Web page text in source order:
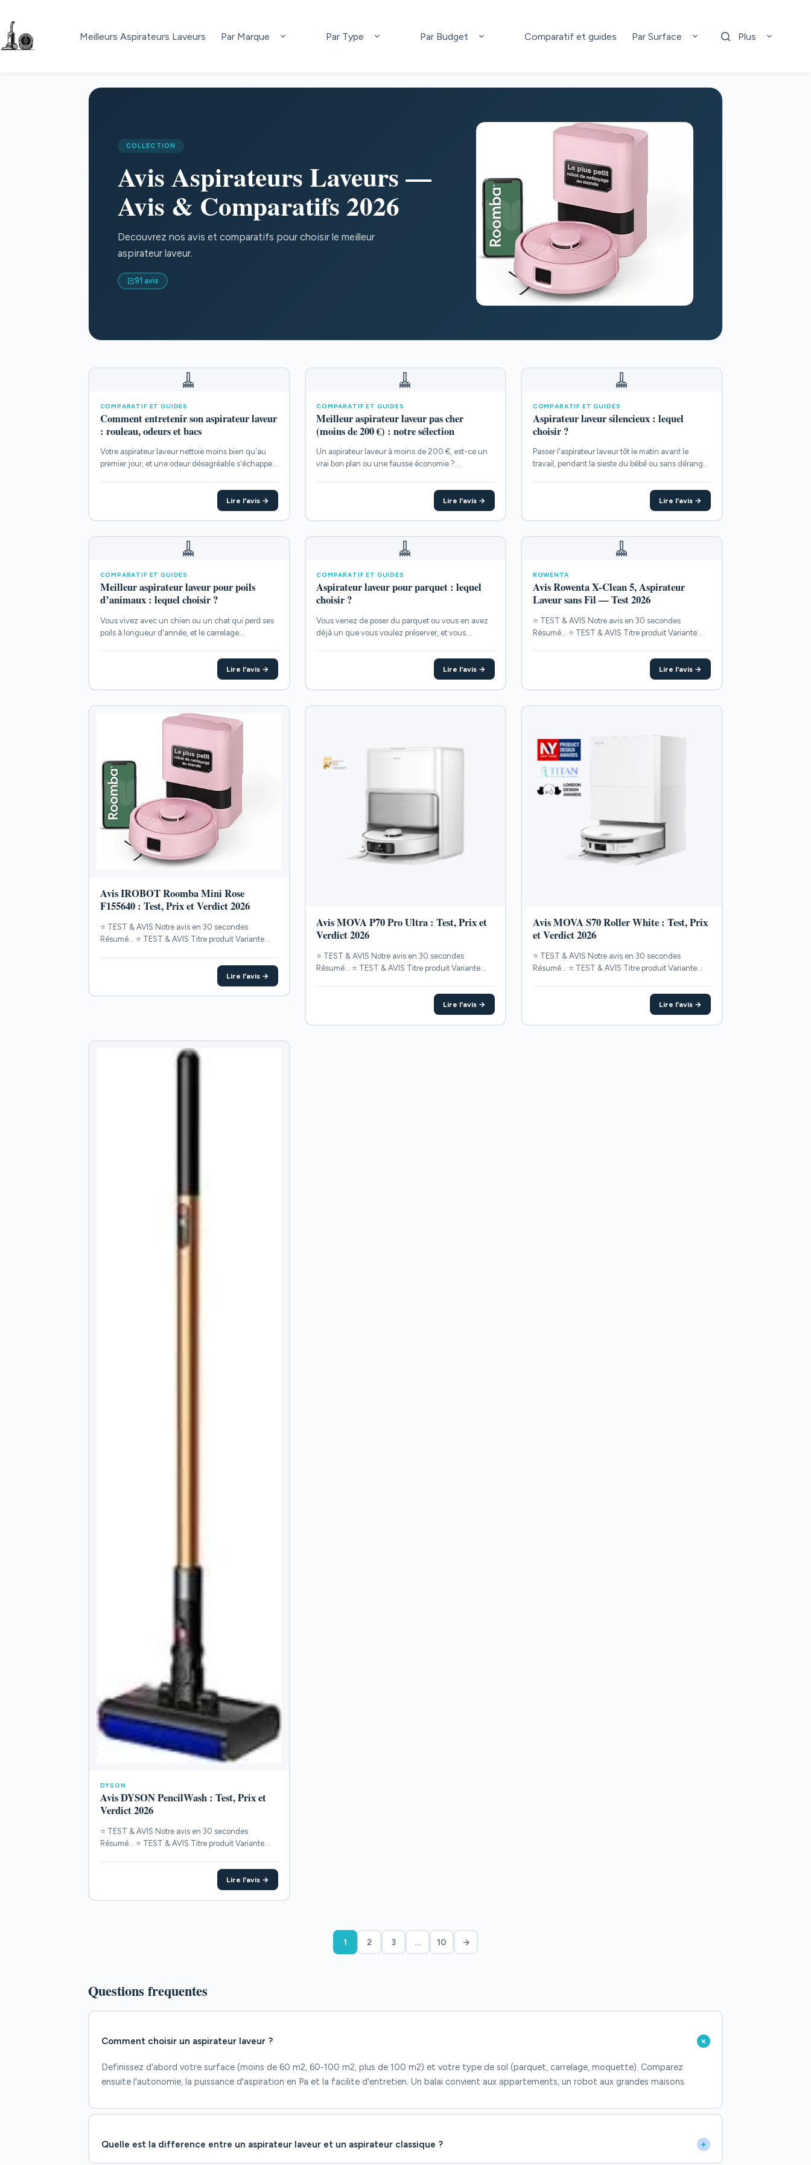
contenu
Meilleurs Aspirateurs Laveurs Par Marque Par Type Par Budget Comparatif et guides Par Surface Plus
COLLECTION
Avis Aspirateurs Laveurs —
Avis & Comparatifs 2026
Decouvrez nos avis et comparatifs pour choisir le meilleur
aspirateur laveur.
91 avis
🧹
COMPARATIF ET GUIDES
Comment entretenir son aspirateur laveur
: rouleau, odeurs et bacs
Votre aspirateur laveur nettoie moins bien qu'au
premier jour, et une odeur désagréable s'échappe
Lire l'avis →
🧹
COMPARATIF ET GUIDES
Meilleur aspirateur laveur pas cher
(moins de 200 €) : notre sélection
Un aspirateur laveur à moins de 200 €, est-ce un
vrai bon plan ou une fausse économie ?...
Lire l'avis →
🧹
COMPARATIF ET GUIDES
Aspirateur laveur silencieux : lequel
choisir ?
Passer l'aspirateur laveur tôt le matin avant le
travail, pendant la sieste du bébé ou sans déranger
Lire l'avis →
🧹
COMPARATIF ET GUIDES
Meilleur aspirateur laveur pour poils
d’animaux : lequel choisir ?
Vous vivez avec un chien ou un chat qui perd ses
poils à longueur d'année, et le carrelage...
Lire l'avis →
🧹
COMPARATIF ET GUIDES
Aspirateur laveur pour parquet : lequel
choisir ?
Vous venez de poser du parquet ou vous en avez
déjà un que vous voulez préserver, et vous...
Lire l'avis →
🧹
ROWENTA
Avis Rowenta X-Clean 5, Aspirateur
Laveur sans Fil — Test 2026
⭐ TEST & AVIS Notre avis en 30 secondes
Résumé... ⭐ TEST & AVIS Titre produit Variante
Lire l'avis →
Avis IROBOT Roomba Mini Rose
F155640 : Test, Prix et Verdict 2026
⭐ TEST & AVIS Notre avis en 30 secondes
Résumé... ⭐ TEST & AVIS Titre produit Variante
Lire l'avis →
Avis MOVA P70 Pro Ultra : Test, Prix et
Verdict 2026
⭐ TEST & AVIS Notre avis en 30 secondes
Résumé... ⭐ TEST & AVIS Titre produit Variante
Lire l'avis →
Avis MOVA S70 Roller White : Test, Prix
et Verdict 2026
⭐ TEST & AVIS Notre avis en 30 secondes
Résumé... ⭐ TEST & AVIS Titre produit Variante
Lire l'avis →
DYSON
Avis DYSON PencilWash : Test, Prix et
Verdict 2026
⭐ TEST & AVIS Notre avis en 30 secondes
Résumé... ⭐ TEST & AVIS Titre produit Variante
Lire l'avis →
1 2 3 … 10 →
Questions frequentes
Comment choisir un aspirateur laveur ? +
Definissez d'abord votre surface (moins de 60 m2, 60-100 m2, plus de 100 m2) et votre type de sol (parquet, carrelage, moquette). Comparez
ensuite l'autonomie, la puissance d'aspiration en Pa et la facilite d'entretien. Un balai convient aux appartements, un robot aux grandes maisons.
Quelle est la difference entre un aspirateur laveur et un aspirateur classique ? +